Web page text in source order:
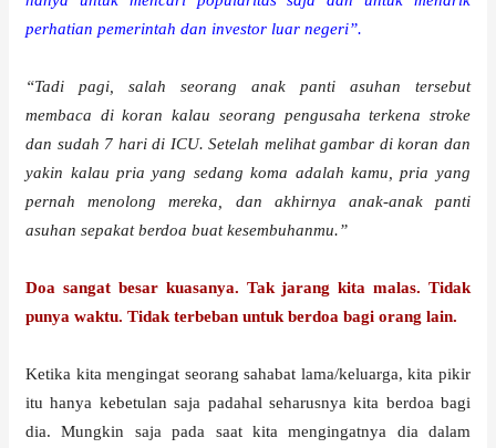
perhatian pemerintah dan investor luar negeri”.
“Tadi pagi, salah seorang anak panti asuhan tersebut
membaca di koran kalau seorang pengusaha terkena stroke
dan sudah 7 hari di ICU. Setelah melihat gambar di koran dan
yakin kalau pria yang sedang koma adalah kamu, pria yang
pernah menolong mereka, dan akhirnya anak-anak panti
asuhan sepakat berdoa buat kesembuhanmu.”
Doa sangat besar kuasanya. Tak jarang kita malas. Tidak
punya waktu. Tidak terbeban untuk berdoa bagi orang lain.
Ketika kita mengingat seorang sahabat lama/keluarga, kita pikir
itu hanya kebetulan saja padahal seharusnya kita berdoa bagi
dia. Mungkin saja pada saat kita mengingatnya dia dalam